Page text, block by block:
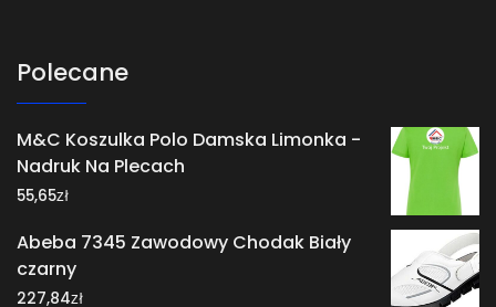
Polecane
M&C Koszulka Polo Damska Limonka -
Nadruk Na Plecach
55,65zł
Abeba 7345 Zawodowy Chodak Biały
czarny
227,84zł